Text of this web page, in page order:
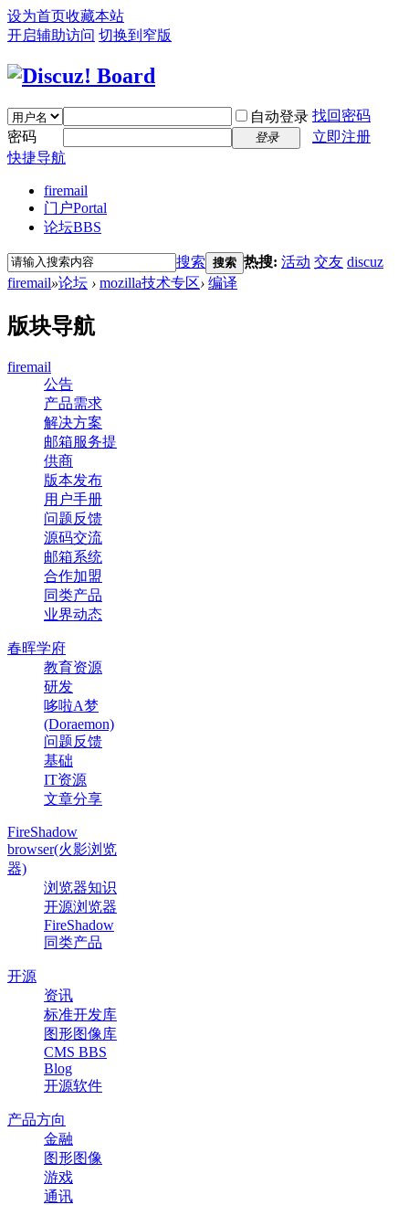
设为首页收藏本站
开启辅助访问 切换到窄版
自动登录 找回密码
密码
登录
立即注册
快捷导航
firemail
门户Portal
论坛BBS
搜索 搜索 热搜: 活动 交友 discuz
firemail»论坛 › mozilla技术专区› 编译
版块导航
firemail
公告
产品需求
解决方案
邮箱服务提
供商
版本发布
用户手册
问题反馈
源码交流
邮箱系统
合作加盟
同类产品
业界动态
春晖学府
教育资源
研发
哆啦A梦
(Doraemon)
问题反馈
基础
IT资源
文章分享
FireShadow
browser(火影浏览
器)
浏览器知识
开源浏览器
FireShadow
同类产品
开源
资讯
标准开发库
图形图像库
CMS BBS
Blog
开源软件
产品方向
金融
图形图像
游戏
通讯